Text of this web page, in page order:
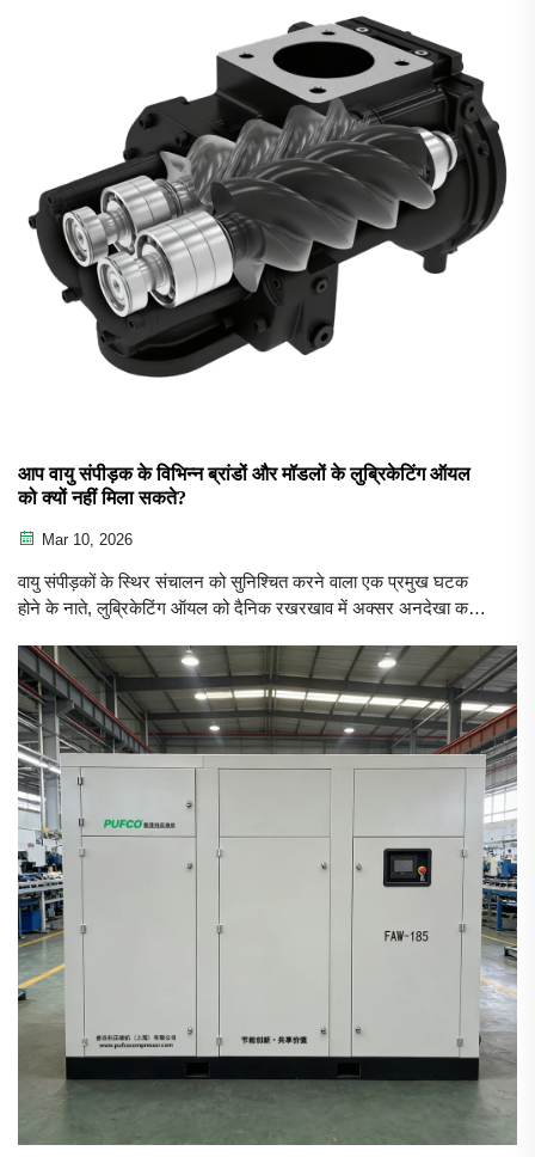
आप वायु संपीड़क के विभिन्न ब्रांडों और मॉडलों के लुब्रिकेटिंग ऑयल
को क्यों नहीं मिला सकते?
Mar 10, 2026
वायु संपीड़कों के स्थिर संचालन को सुनिश्चित करने वाला एक प्रमुख घटक
होने के नाते, लुब्रिकेटिंग ऑयल को दैनिक रखरखाव में अक्सर अनदेखा कर
रखते हैं: "सभी वायु संपीड़क लुब्रिकेटिंग तेल एक जैसे दिखते हैं..."